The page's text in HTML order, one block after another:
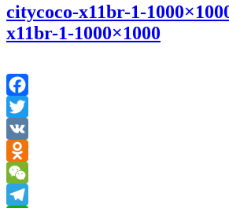
citycoco-x11br-1-
x11br-1-1000×1000
Facebook
Twitter
VK
Odnoklassniki
WeChat